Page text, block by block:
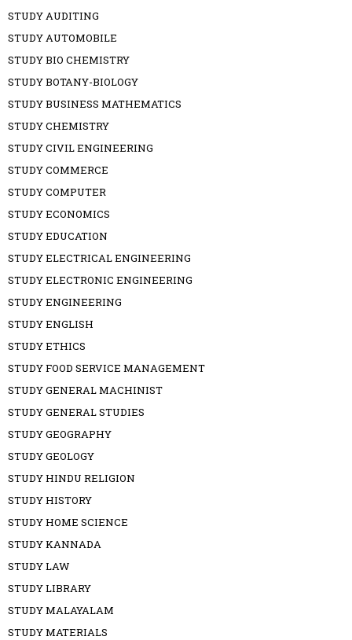
STUDY AUDITING
STUDY AUTOMOBILE
STUDY BIO CHEMISTRY
STUDY BOTANY-BIOLOGY
STUDY BUSINESS MATHEMATICS
STUDY CHEMISTRY
STUDY CIVIL ENGINEERING
STUDY COMMERCE
STUDY COMPUTER
STUDY ECONOMICS
STUDY EDUCATION
STUDY ELECTRICAL ENGINEERING
STUDY ELECTRONIC ENGINEERING
STUDY ENGINEERING
STUDY ENGLISH
STUDY ETHICS
STUDY FOOD SERVICE MANAGEMENT
STUDY GENERAL MACHINIST
STUDY GENERAL STUDIES
STUDY GEOGRAPHY
STUDY GEOLOGY
STUDY HINDU RELIGION
STUDY HISTORY
STUDY HOME SCIENCE
STUDY KANNADA
STUDY LAW
STUDY LIBRARY
STUDY MALAYALAM
STUDY MATERIALS